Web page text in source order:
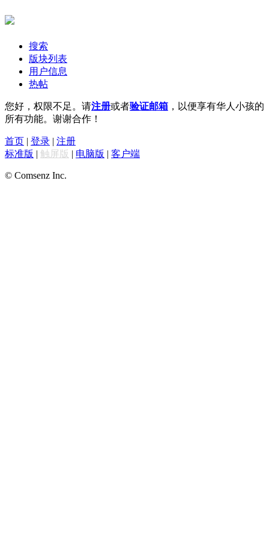
搜索
版块列表
用户信息
热帖
您好，权限不足。请注册或者验证邮箱 ，以便享有华人小孩的
所有功能。谢谢合作！
首页 | 登录 | 注册
标准版 | 触屏版 | 电脑版 | 客户端
© Comsenz Inc.